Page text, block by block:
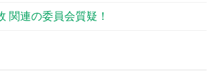
関連の委員会質疑！